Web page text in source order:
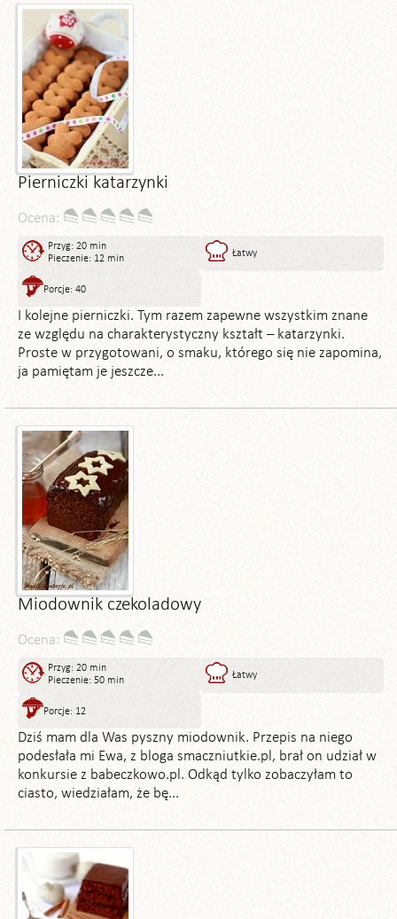
Pierniczki katarzynki
Ocena:
Przyg: 20 min
Pieczenie: 12 min
Łatwy
Porcje: 40
I kolejne pierniczki. Tym razem zapewne wszystkim znane
ze względu na charakterystyczny kształt – katarzynki.
Proste w przygotowani, o smaku, którego się nie zapomina,
ja pamiętam je jeszcze...
Miodownik czekoladowy
Ocena:
Przyg: 20 min
Pieczenie: 50 min
Łatwy
Porcje: 12
Dziś mam dla Was pyszny miodownik. Przepis na niego
podesłała mi Ewa, z bloga smaczniutkie.pl, brał on udział w
konkursie z babeczkowo.pl. Odkąd tylko zobaczyłam to
ciasto, wiedziałam, że bę...